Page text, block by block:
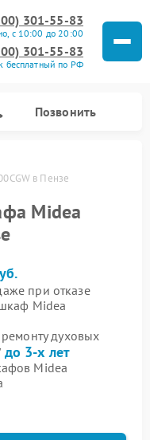
301-55-83
с 10:00 до 20:00
301-55-83
бесплатный по РФ
Позвонить
в Пензе
Midea
при отказе
Midea
духовых
до 3-х лет
Midea